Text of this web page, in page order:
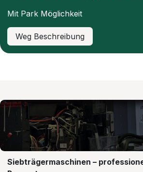
Mit Park Möglichkeit
Weg Beschreibung
Siebträgermaschinen –